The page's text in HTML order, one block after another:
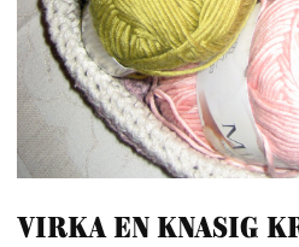
Virka en knasig